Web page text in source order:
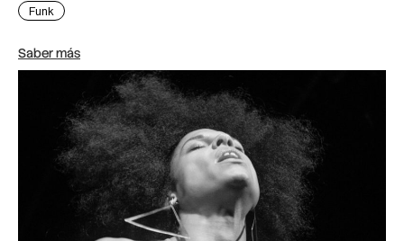
Funk
Saber más